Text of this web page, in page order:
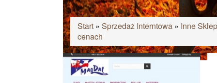
Start » Sprzedaż Interntowa » Inne
cenach